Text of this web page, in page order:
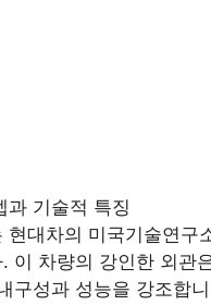
과 기술적 특징
현대차의 미국기술연구
이 차량의 강인한 외관
구성과 성능을 강조합